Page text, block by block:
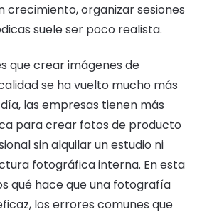
crecimiento, organizar sesiones
suele ser poco realista.
que crear imágenes de
se ha vuelto mucho más
las empresas tienen más
para crear fotos de producto
sin alquilar un estudio ni
fotográfica interna. En esta
qué hace que una fotografía
los errores comunes que